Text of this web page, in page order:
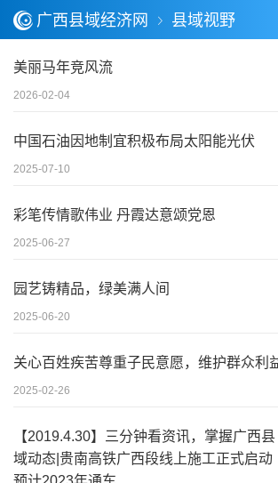
广西县域经济网 县域视野
美丽马年竞风流
2026-02-04
中国石油因地制宜积极布局太阳能光伏
2025-07-10
彩笔传情歌伟业 丹霞达意颂党恩
2025-06-27
园艺铸精品，绿美满人间
2025-06-20
关心百姓疾苦尊重子民意愿，维护群众利
2025-02-26
【2019.4.30】三分钟看资讯，掌握广西县
域动态|贵南高铁广西段线上施工正式启动